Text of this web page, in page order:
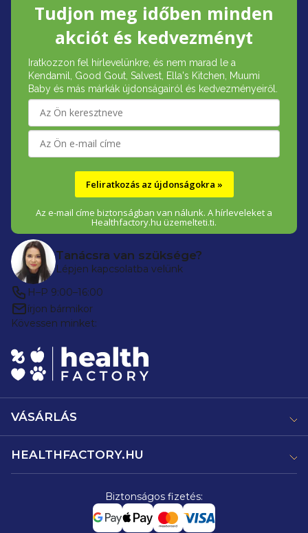
Tudjon meg időben minden
akciót és kedvezményt
Iratkozzon fel hírlevelünkre, és nem marad le a
Kendamil, Good Gout, Salvest, Ella's Kitchen, Muumi
Baby és más márkák újdonságairól és kedvezményeiről.
Feliratkozás az újdonságokra »
Az e-mail címe biztonságban van nálunk. A hírleveleket a
Healthfactory.hu üzemelteti.ti.
Tanácsra van szüksége?
Lépjen kapcsolatba velünk
H–P 9:00–16:00
írjon bármikor
Kövessen minket:
VÁSÁRLÁS
HEALTHFACTORY.HU
Biztonságos fizetés: